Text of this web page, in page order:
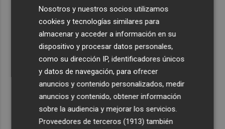
Nosotros y nuestros socios utilizamos
cookies y tecnologías similares para
almacenar y acceder a información en su
dispositivo y procesar datos personales,
como su dirección IP, identificadores únicos
y datos de navegación, para ofrecer
anuncios y contenido personalizados, medir
anuncios y contenido, obtener información
sobre la audiencia y mejorar los servicios.
Proveedores de terceros (1913) también